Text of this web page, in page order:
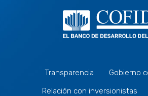
Transparencia
Gobierno
Relación con inversionistas